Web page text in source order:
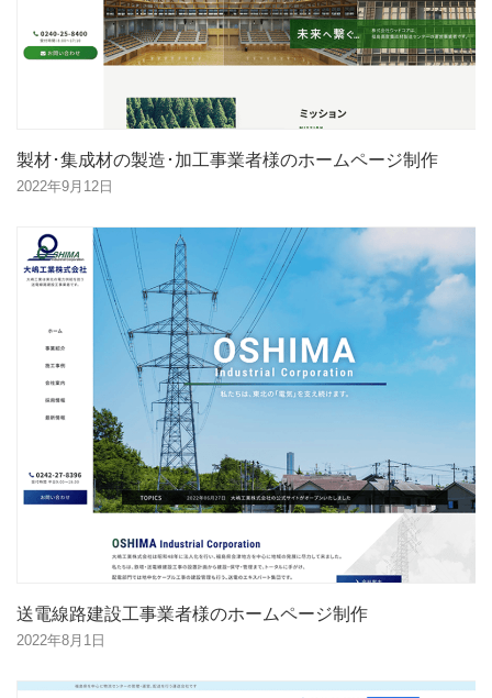
製材･集成材の製造･加工事業者様のホームページ制作
2022年9月12日
送電線路建設工事業者様のホームページ制作
2022年8月1日